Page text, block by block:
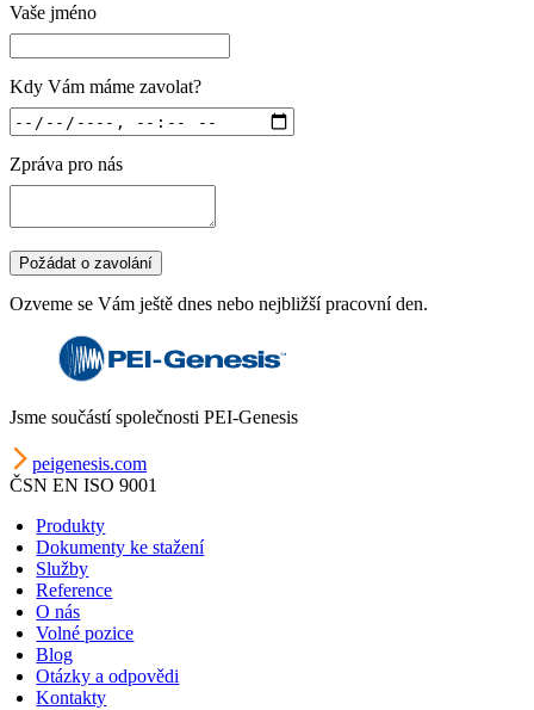
Vaše jméno
Kdy Vám máme zavolat?
Zpráva pro nás
Požádat o zavolání
Ozveme se Vám ještě dnes nebo nejbližší pracovní den.
Jsme součástí společnosti PEI-Genesis
peigenesis.com
ČSN EN ISO 9001
Produkty
Dokumenty ke stažení
Služby
Reference
O nás
Volné pozice
Blog
Otázky a odpovědi
Kontakty